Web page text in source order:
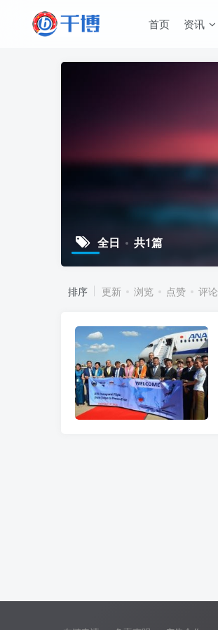
首页 资讯
全日 共1篇
排序 更新 浏览 点赞 评论